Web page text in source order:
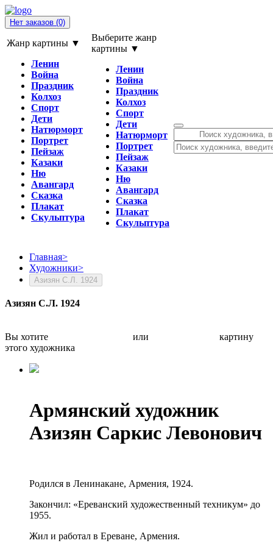
Нет заказов (0)
Жанр картины ▼
Ленин
Война
Праздник
Колхоз
Спорт
Дети
Натюрморт
Портрет
Пейзаж
Казаки
Ню
Авангард
Сказка
Плакат
Скульптура
Выберите жанр
картины ▼
Ленин
Война
Праздник
Колхоз
Спорт
Дети
Натюрморт
Портрет
Пейзаж
Казаки
Ню
Авангард
Сказка
Плакат
Скульптура
Главная>
Художники>
Азизян С.Л. 1924
Азизян С.Л. 1924
Вы хотите или
картину
этого художника
Армянский художник
Азизян Саркис Левонович
Родился в Ленинакане, Армения, 1924.
Закончил: «Ереванский художественный техникум» до
1955.
Жил и работал в Ереване, Армения.